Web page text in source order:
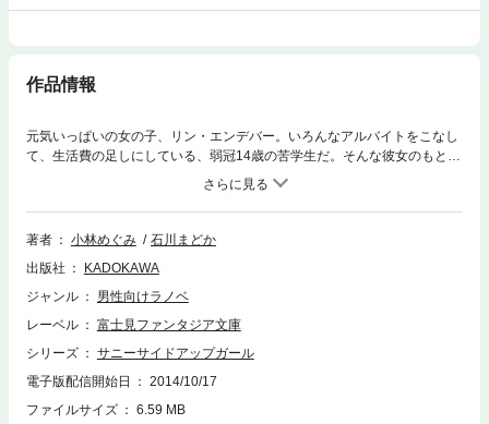
作品情報
元気いっぱいの女の子、リン・エンデバー。いろんなアルバイトをこなし
て、生活費の足しにしている、弱冠14歳の苦学生だ。そんな彼女のもと
に、新たなアルバイトの依頼が舞い込んだ。それは犬の散歩。意気揚々と
お仕事に取りかかったのはいいけれど、散歩をきっかけに大事件に巻き込
まれ、もう大変。犬泥棒との格闘から始まって、因縁が絡んだ幽霊騒ぎ、
さらには謎のお宝探しと、リンの冒険はどんどん広がってゆく。彼女を助
て、Go!! 大波乱の予感迫る第1巻、登場です。
著者 小林めぐみ
石川まどか
出版社
KADOKAWA
ジャンル
男性向けラノベ
レーベル
富士見ファンタジア文庫
シリーズ
サニーサイドアップガール
電子版配信開始日
2014/10/17
ファイルサイズ
6.59 MB